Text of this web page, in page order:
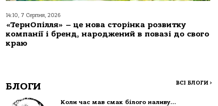
14:10, 7 Серпня, 2026
«ТернОпілля» – це нова сторінка розвитку
компанії і бренд, народжений в повазі до свого
краю
БЛОГИ ВСІ БЛОГИ >
Коли час мав смак білого наливу…